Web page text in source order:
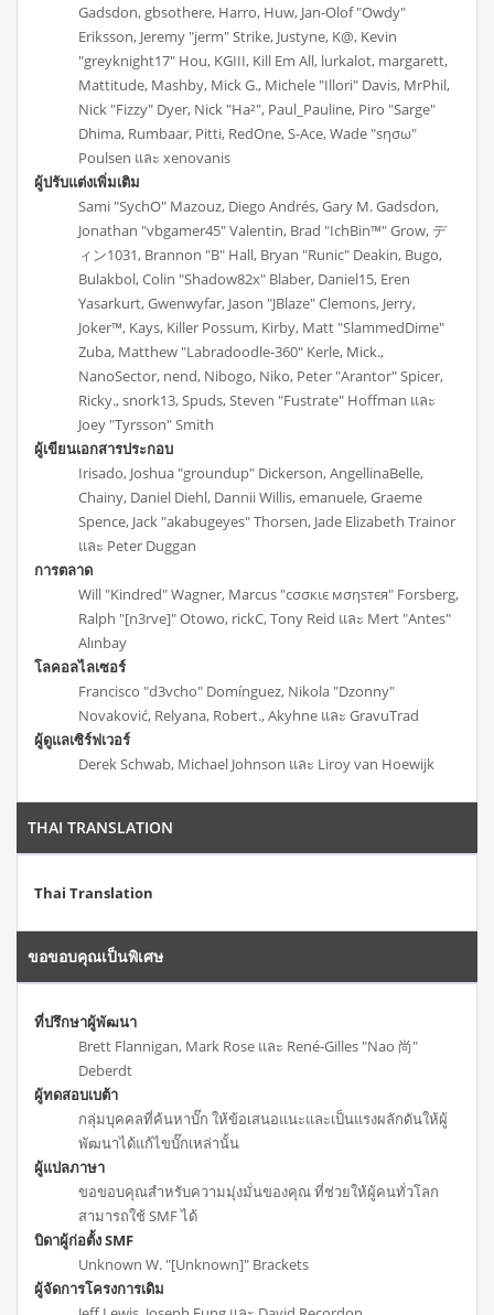
Gadsdon, gbsothere, Harro, Huw, Jan-Olof "Owdy"
Eriksson, Jeremy "jerm" Strike, Justyne, K@, Kevin
"greyknight17" Hou, KGIII, Kill Em All, lurkalot, margarett,
Mattitude, Mashby, Mick G., Michele "Illori" Davis, MrPhil,
Nick "Fizzy" Dyer, Nick "Ha²", Paul_Pauline, Piro "Sarge"
Dhima, Rumbaar, Pitti, RedOne, S-Ace, Wade "sησω"
Poulsen และ xenovanis
ผู้ปรับแต่งเพิ่มเติม
Sami "SychO" Mazouz, Diego Andrés, Gary M. Gadsdon,
Jonathan "vbgamer45" Valentin, Brad "IchBin™" Grow, デ
ィン1031, Brannon "B" Hall, Bryan "Runic" Deakin, Bugo,
Bulakbol, Colin "Shadow82x" Blaber, Daniel15, Eren
Yasarkurt, Gwenwyfar, Jason "JBlaze" Clemons, Jerry,
Joker™, Kays, Killer Possum, Kirby, Matt "SlammedDime"
Zuba, Matthew "Labradoodle-360" Kerle, Mick.,
NanoSector, nend, Nibogo, Niko, Peter "Arantor" Spicer,
Ricky., snork13, Spuds, Steven "Fustrate" Hoffman และ
Joey "Tyrsson" Smith
ผู้เขียนเอกสารประกอบ
Irisado, Joshua "groundup" Dickerson, AngellinaBelle,
Chainy, Daniel Diehl, Dannii Willis, emanuele, Graeme
Spence, Jack "akabugeyes" Thorsen, Jade Elizabeth Trainor
และ Peter Duggan
การตลาด
Will "Kindred" Wagner, Marcus "cσσкιє мσηѕтєя" Forsberg,
Ralph "[n3rve]" Otowo, rickC, Tony Reid และ Mert "Antes"
Alınbay
โลคอลไลเซอร์
Francisco "d3vcho" Domínguez, Nikola "Dzonny"
Novaković, Relyana, Robert., Akyhne และ GravuTrad
ผู้ดูแลเซิร์ฟเวอร์
Derek Schwab, Michael Johnson และ Liroy van Hoewijk
THAI TRANSLATION
Thai Translation
ขอขอบคุณเป็นพิเศษ
ที่ปรึกษาผู้พัฒนา
Brett Flannigan, Mark Rose และ René-Gilles "Nao 尚"
Deberdt
ผู้ทดสอบเบต้า
กลุ่มบุคคลที่ค้นหาบั๊ก ให้ข้อเสนอแนะและเป็นแรงผลักดันให้ผู้
พัฒนาได้แก้ไขบั๊กเหล่านั้น
ผู้แปลภาษา
ขอขอบคุณสำหรับความมุ่งมั่นของคุณ ที่ช่วยให้ผู้คนทั่วโลก
สามารถใช้ SMF ได้
บิดาผู้ก่อตั้ง SMF
Unknown W. "[Unknown]" Brackets
ผู้จัดการโครงการเดิม